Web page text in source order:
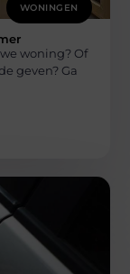
WONINGEN
woning? Of
geven? Ga